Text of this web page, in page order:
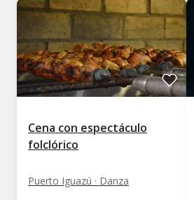
Cena con espectáculo
folclórico
Puerto Iguazú · Danza